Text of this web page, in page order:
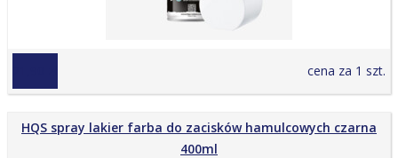
cena za 1 szt.
HQS spray lakier farba do zacisków hamulcowych czarna
400ml